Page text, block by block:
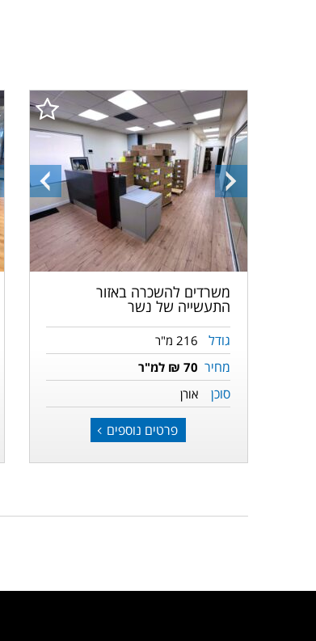
התמונה
הקודמת
התמונה
הבאה
משרדים להשכרה באזור
התעשייה של נשר
גודל 216 מ"ר
מחיר 70 ₪ למ"ר
סוכן אורן
פרטים נוספים